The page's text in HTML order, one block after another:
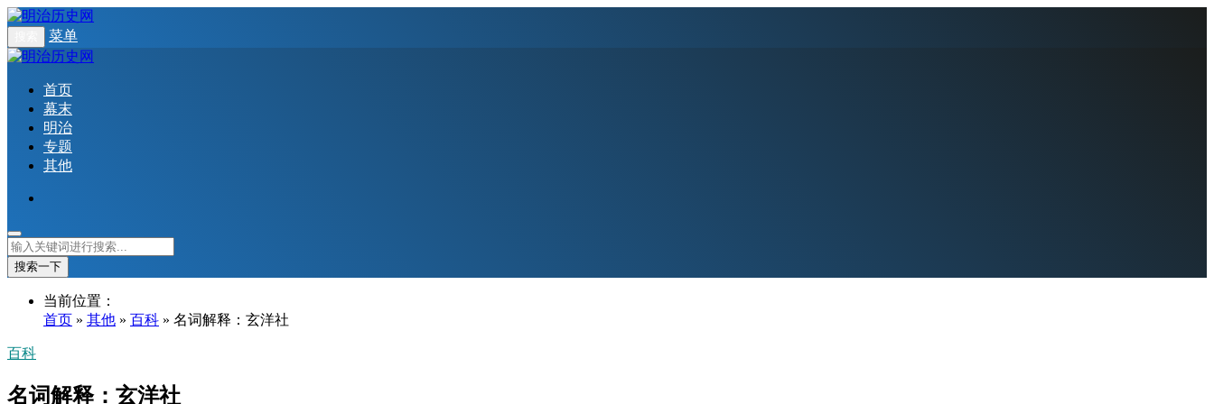
菜单
首页
幕末
明治
专题
其他
搜索一下
当前位置：
首页 » 其他 » 百科 » 名词解释：玄洋社
百科
名词解释：玄洋社